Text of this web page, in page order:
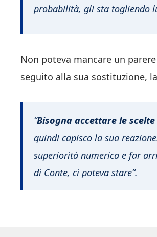
probabilità, gli sta togliendo
Non poteva mancare un
seguito alla sua sostituzione,
“Bisogna accettare le
quindi capisco la sua
superiorità numerica e far
di Conte, ci poteva stare”.